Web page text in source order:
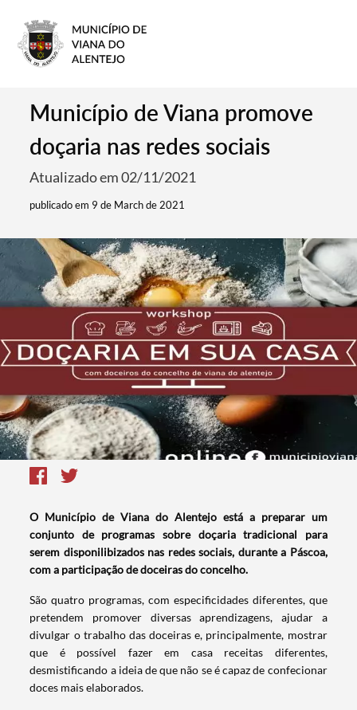
Município de Viana promove
doçaria nas redes sociais
Atualizado em 02/11/2021
publicado em 9 de March de 2021
O Município de Viana do Alentejo está a preparar um
conjunto de programas sobre doçaria tradicional para
serem disponilibizados nas redes sociais, durante a Páscoa,
com a participação de doceiras do concelho.
São quatro programas, com especificidades diferentes, que
pretendem promover diversas aprendizagens, ajudar a
divulgar o trabalho das doceiras e, principalmente, mostrar
que é possível fazer em casa receitas diferentes,
desmistificando a ideia de que não se é capaz de confecionar
doces mais elaborados.